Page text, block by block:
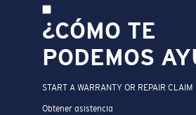
¿CÓMO TE
PODEMOS
START A WARRANTY OR REPAIR CLAIM
Obtener asistencia